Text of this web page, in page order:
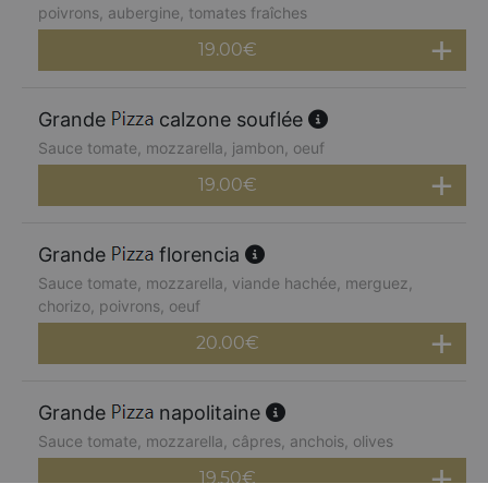
poivrons, aubergine, tomates fraîches
19.00€
Grande calzone souflée
Sauce tomate, mozzarella, jambon, oeuf
19.00€
Grande florencia
Sauce tomate, mozzarella, viande hachée, merguez,
chorizo, poivrons, oeuf
20.00€
Grande napolitaine
Sauce tomate, mozzarella, câpres, anchois, olives
19.50€